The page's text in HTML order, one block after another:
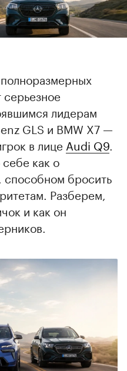
лидерам
GLS и BMW X7 —
в лице Audi Q9
как о
бросить
Разберем,
и как он